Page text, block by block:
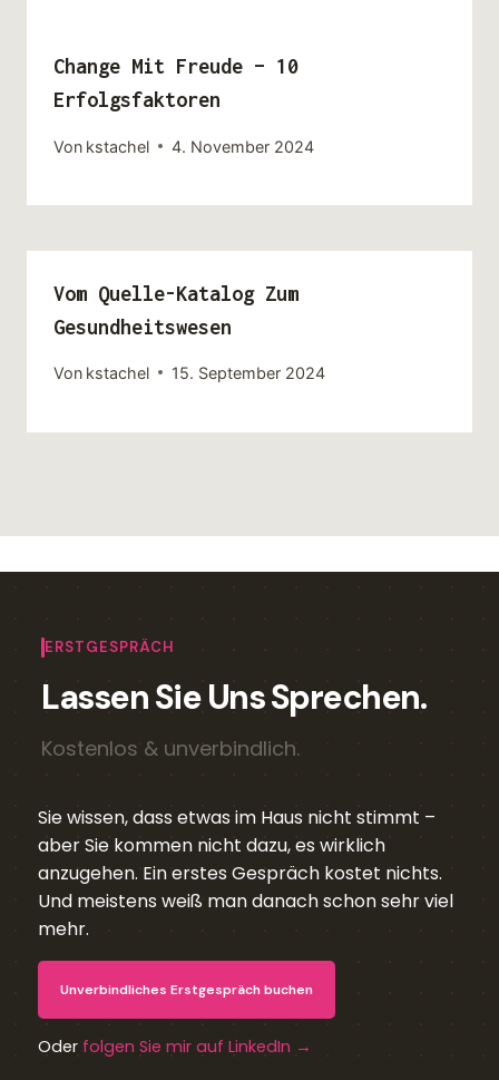
Change Mit Freude – 10
Erfolgsfaktoren
Von kstachel 4. November 2024
Vom Quelle-Katalog Zum
Gesundheitswesen
Von kstachel 15. September 2024
ERSTGESPRÄCH
Lassen Sie Uns Sprechen.
Kostenlos & unverbindlich.
Sie wissen, dass etwas im Haus nicht stimmt –
aber Sie kommen nicht dazu, es wirklich
anzugehen. Ein erstes Gespräch kostet nichts.
Und meistens weiß man danach schon sehr viel
mehr.
Unverbindliches Erstgespräch buchen
Oder folgen Sie mir auf LinkedIn →